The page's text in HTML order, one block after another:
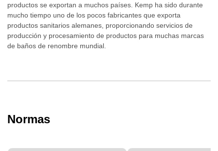
productos se exportan a muchos países. Kemp ha sido durante
mucho tiempo uno de los pocos fabricantes que exporta
productos sanitarios alemanes, proporcionando servicios de
producción y procesamiento de productos para muchas marcas
de baños de renombre mundial.
Normas